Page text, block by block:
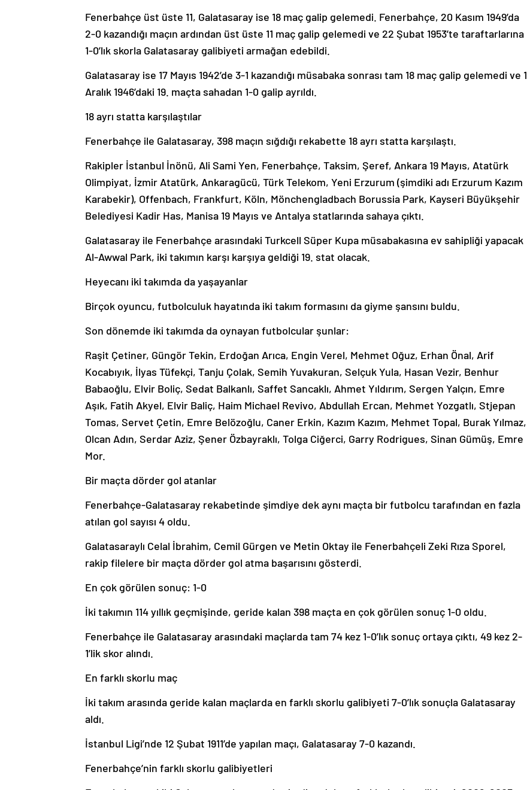
Fenerbahçe üst üste 11, Galatasaray ise 18 maç galip gelemedi. Fenerbahçe, 20 Kasım 1949’da
2-0 kazandığı maçın ardından üst üste 11 maç galip gelemedi ve 22 Şubat 1953’te taraftarlarına
1-0’lık skorla Galatasaray galibiyeti armağan edebildi.
Galatasaray ise 17 Mayıs 1942’de 3-1 kazandığı müsabaka sonrası tam 18 maç galip gelemedi ve 1
Aralık 1946’daki 19. maçta sahadan 1-0 galip ayrıldı.
18 ayrı statta karşılaştılar
Fenerbahçe ile Galatasaray, 398 maçın sığdığı rekabette 18 ayrı statta karşılaştı.
Rakipler İstanbul İnönü, Ali Sami Yen, Fenerbahçe, Taksim, Şeref, Ankara 19 Mayıs, Atatürk
Olimpiyat, İzmir Atatürk, Ankaragücü, Türk Telekom, Yeni Erzurum (şimdiki adı Erzurum Kazım
Karabekir), Offenbach, Frankfurt, Köln, Mönchengladbach Borussia Park, Kayseri Büyükşehir
Belediyesi Kadir Has, Manisa 19 Mayıs ve Antalya statlarında sahaya çıktı.
Galatasaray ile Fenerbahçe arasındaki Turkcell Süper Kupa müsabakasına ev sahipliği yapacak
Al-Awwal Park, iki takımın karşı karşıya geldiği 19. stat olacak.
Heyecanı iki takımda da yaşayanlar
Birçok oyuncu, futbolculuk hayatında iki takım formasını da giyme şansını buldu.
Son dönemde iki takımda da oynayan futbolcular şunlar:
Raşit Çetiner, Güngör Tekin, Erdoğan Arıca, Engin Verel, Mehmet Oğuz, Erhan Önal, Arif
Kocabıyık, İlyas Tüfekçi, Tanju Çolak, Semih Yuvakuran, Selçuk Yula, Hasan Vezir, Benhur
Babaoğlu, Elvir Boliç, Sedat Balkanlı, Saffet Sancaklı, Ahmet Yıldırım, Sergen Yalçın, Emre
Aşık, Fatih Akyel, Elvir Baliç, Haim Michael Revivo, Abdullah Ercan, Mehmet Yozgatlı, Stjepan
Tomas, Servet Çetin, Emre Belözoğlu, Caner Erkin, Kazım Kazım, Mehmet Topal, Burak Yılmaz,
Olcan Adın, Serdar Aziz, Şener Özbayraklı, Tolga Ciğerci, Garry Rodrigues, Sinan Gümüş, Emre
Mor.
Bir maçta dörder gol atanlar
Fenerbahçe-Galatasaray rekabetinde şimdiye dek aynı maçta bir futbolcu tarafından en fazla
atılan gol sayısı 4 oldu.
Galatasaraylı Celal İbrahim, Cemil Gürgen ve Metin Oktay ile Fenerbahçeli Zeki Rıza Sporel,
rakip filelere bir maçta dörder gol atma başarısını gösterdi.
En çok görülen sonuç: 1-0
İki takımın 114 yıllık geçmişinde, geride kalan 398 maçta en çok görülen sonuç 1-0 oldu.
Fenerbahçe ile Galatasaray arasındaki maçlarda tam 74 kez 1-0’lık sonuç ortaya çıktı, 49 kez 2-
1’lik skor alındı.
En farklı skorlu maç
İki takım arasında geride kalan maçlarda en farklı skorlu galibiyeti 7-0’lık sonuçla Galatasaray
aldı.
İstanbul Ligi’nde 12 Şubat 1911’de yapılan maçı, Galatasaray 7-0 kazandı.
Fenerbahçe’nin farklı skorlu galibiyetleri